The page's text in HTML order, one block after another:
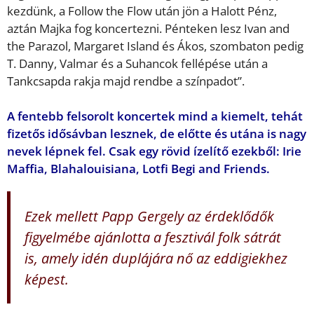
kezdünk, a Follow the Flow után jön a Halott Pénz,
aztán Majka fog koncertezni. Pénteken lesz Ivan and
the Parazol, Margaret Island és Ákos, szombaton pedig
T. Danny, Valmar és a Suhancok fellépése után a
Tankcsapda rakja majd rendbe a színpadot”.
A fentebb felsorolt koncertek mind a kiemelt, tehát
fizetős idősávban lesznek, de előtte és utána is nagy
nevek lépnek fel. Csak egy rövid ízelítő ezekből: Irie
Maffia, Blahalouisiana, Lotfi Begi and Friends.
Ezek mellett Papp Gergely az érdeklődők
figyelmébe ajánlotta a fesztivál folk sátrát
is, amely idén duplájára nő az eddigiekhez
képest.